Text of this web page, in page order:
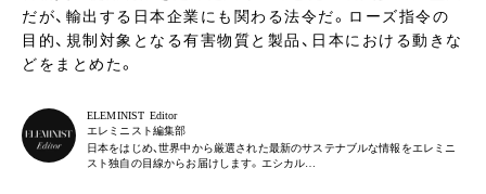
だが、輸出する日本企業にも関わる法令だ。ローズ指令の
目的、規制対象となる有害物質と製品、日本における動きな
どをまとめた。
ELEMINIST Editor
エレミニスト編集部
日本をはじめ、世界中から厳選された最新のサステナブルな情報をエレミニ
スト独自の目線からお届けします。エシカル…